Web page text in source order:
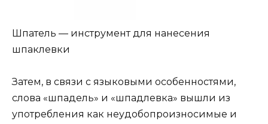
Шпатель — инструмент для нанесения
шпаклевки
Затем, в связи с языковыми особенностями,
слова «шпадель» и «шпадлевка» вышли из
употребления как неудобопроизносимые и